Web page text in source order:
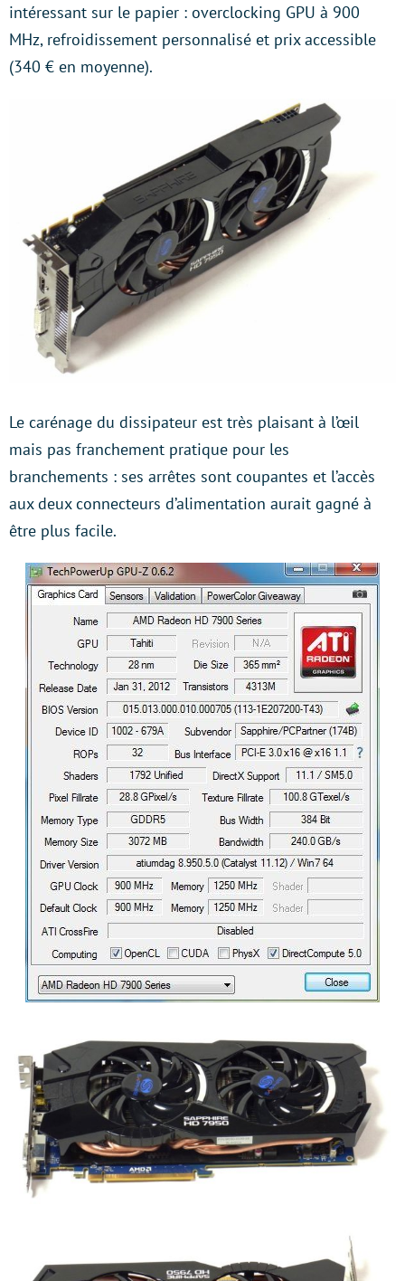
intéressant sur le papier : overclocking GPU à 900
MHz, refroidissement personnalisé et prix accessible
(340 € en moyenne).
Le carénage du dissipateur est très plaisant à l’œil
mais pas franchement pratique pour les
branchements : ses arrêtes sont coupantes et l’accès
aux deux connecteurs d’alimentation aurait gagné à
être plus facile.